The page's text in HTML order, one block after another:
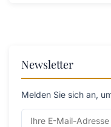
Newsletter
Melden Sie sich an,